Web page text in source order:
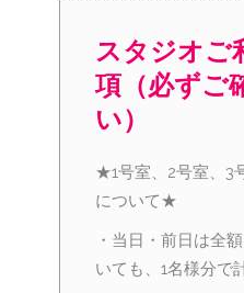
スタジオご
項（必ずご
い）
★1号室、2号室、3
について★
・当日・前日は全
いても、1名様分で